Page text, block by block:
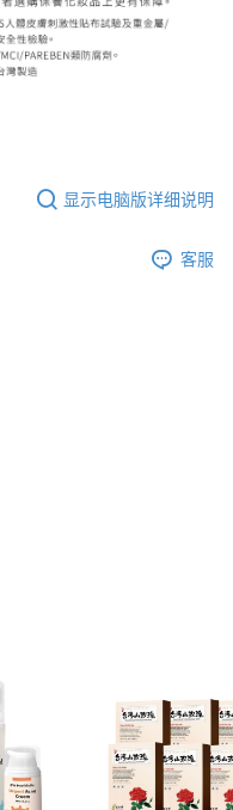
显示电脑版详细说明
客服